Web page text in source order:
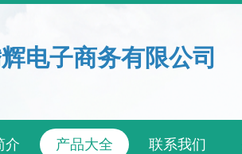
电子商务有限公司
介 产品大全 联系我们